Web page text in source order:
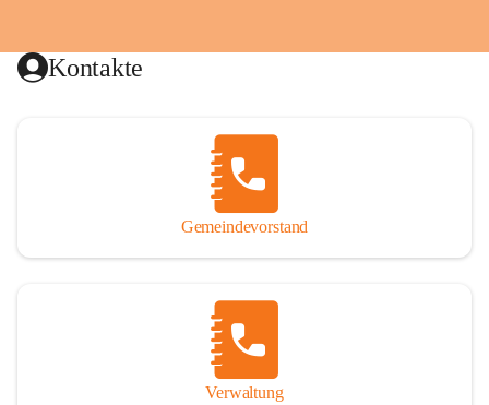
Kontakte
Gemeindevorstand
Verwaltung